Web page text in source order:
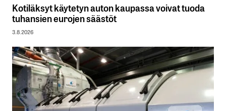
Kotiläksyt käytetyn auton kaupassa voivat tuoda
tuhansien eurojen säästöt
3.8.2026